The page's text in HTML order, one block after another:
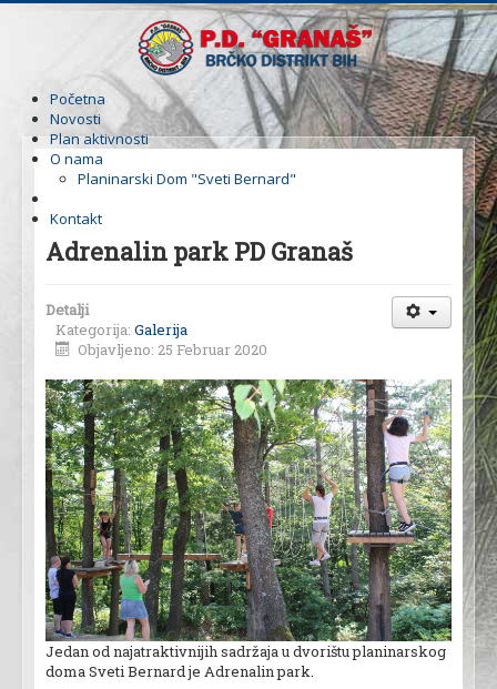
Početna
Novosti
Plan aktivnosti
O nama
Planinarski Dom "Sveti Bernard"
Kontakt
Adrenalin park PD Granaš
Detalji
Kategorija: Galerija
Objavljeno: 25 Februar 2020
Jedan od najatraktivnijih sadržaja u dvorištu planinarskog
doma Sveti Bernard je Adrenalin park.